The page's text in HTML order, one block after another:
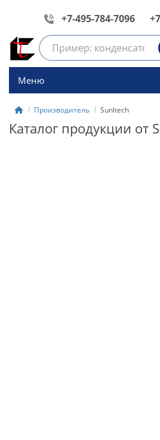
+7-495-784-7096
Меню
Производитель Sunltech
Каталог продукции от